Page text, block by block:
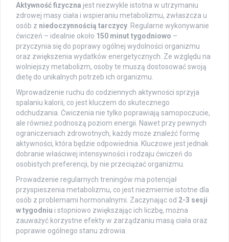
Aktywność fizyczna jest niezwykle istotna w utrzymaniu
zdrowej masy ciała i wspieraniu metabolizmu, zwłaszcza u
osób z niedoczynnością tarczycy . Regularne wykonywanie
ćwiczeń – idealnie około 150 minut tygodniowo –
przyczynia się do poprawy ogólnej wydolności organizmu
oraz zwiększenia wydatków energetycznych. Ze względu na
wolniejszy metabolizm, osoby te muszą dostosować swoją
dietę do unikalnych potrzeb ich organizmu.
Wprowadzenie ruchu do codziennych aktywności sprzyja
spalaniu kalorii, co jest kluczem do skutecznego
odchudzania. Ćwiczenia nie tylko poprawiają samopoczucie,
ale również podnoszą poziom energii. Nawet przy pewnych
ograniczeniach zdrowotnych, każdy może znaleźć formę
aktywności, która będzie odpowiednia. Kluczowe jest jednak
dobranie właściwej intensywności i rodzaju ćwiczeń do
osobistych preferencji, by nie przeciążać organizmu.
Prowadzenie regularnych treningów ma potencjał
przyspieszenia metabolizmu, co jest niezmiernie istotne dla
osób z problemami hormonalnymi. Zaczynając od 2-3 sesji
w tygodniu i stopniowo zwiększając ich liczbę, można
zauważyć korzystne efekty w zarządzaniu masą ciała oraz
poprawie ogólnego stanu zdrowia.